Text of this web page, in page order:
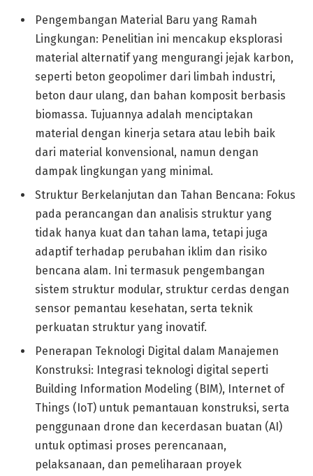
Pengembangan Material Baru yang Ramah
Lingkungan: Penelitian ini mencakup eksplorasi
material alternatif yang mengurangi jejak karbon,
seperti beton geopolimer dari limbah industri,
beton daur ulang, dan bahan komposit berbasis
biomassa. Tujuannya adalah menciptakan
material dengan kinerja setara atau lebih baik
dari material konvensional, namun dengan
dampak lingkungan yang minimal.
Struktur Berkelanjutan dan Tahan Bencana: Fokus
pada perancangan dan analisis struktur yang
tidak hanya kuat dan tahan lama, tetapi juga
adaptif terhadap perubahan iklim dan risiko
bencana alam. Ini termasuk pengembangan
sistem struktur modular, struktur cerdas dengan
sensor pemantau kesehatan, serta teknik
perkuatan struktur yang inovatif.
Penerapan Teknologi Digital dalam Manajemen
Konstruksi: Integrasi teknologi digital seperti
Building Information Modeling (BIM), Internet of
Things (IoT) untuk pemantauan konstruksi, serta
penggunaan drone dan kecerdasan buatan (AI)
untuk optimasi proses perencanaan,
pelaksanaan, dan pemeliharaan proyek